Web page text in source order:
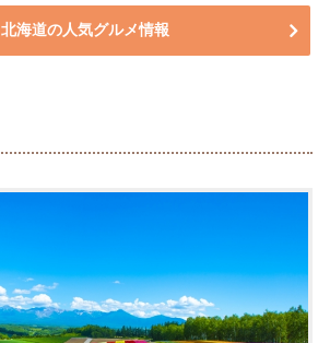
北海道の人気グルメ情報